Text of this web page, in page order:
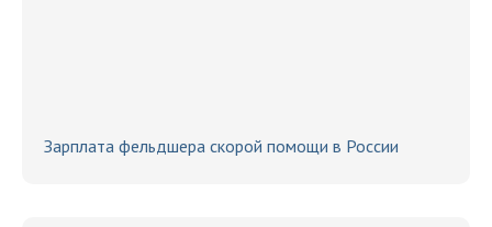
Зарплата фельдшера скорой помощи в России